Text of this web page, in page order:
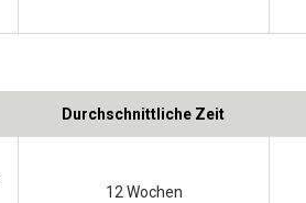
Durchschnittliche Zeit
12 Wochen